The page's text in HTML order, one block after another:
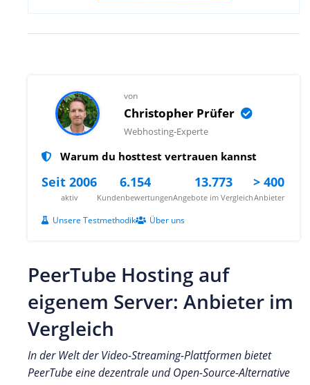
von
Christopher Prüfer
Webhosting-Experte
Warum du hosttest vertrauen kannst
Seit 2006
aktiv
6.154
Kundenbewertungen
13.773
Angebote im Vergleich
> 400
Anbieter
Unsere Testmethodik Über uns
PeerTube Hosting auf
eigenem Server: Anbieter im
Vergleich
In der Welt der Video-Streaming-Plattformen bietet
PeerTube eine dezentrale und Open-Source-Alternative